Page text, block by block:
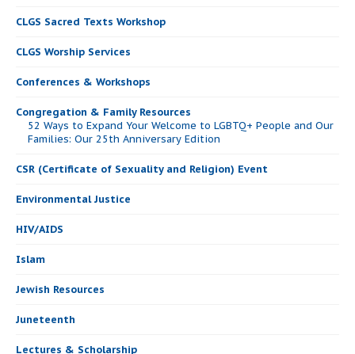
CLGS Sacred Texts Workshop
CLGS Worship Services
Conferences & Workshops
Congregation & Family Resources
52 Ways to Expand Your Welcome to LGBTQ+ People and Our
Families: Our 25th Anniversary Edition
CSR (Certificate of Sexuality and Religion) Event
Environmental Justice
HIV/AIDS
Islam
Jewish Resources
Juneteenth
Lectures & Scholarship